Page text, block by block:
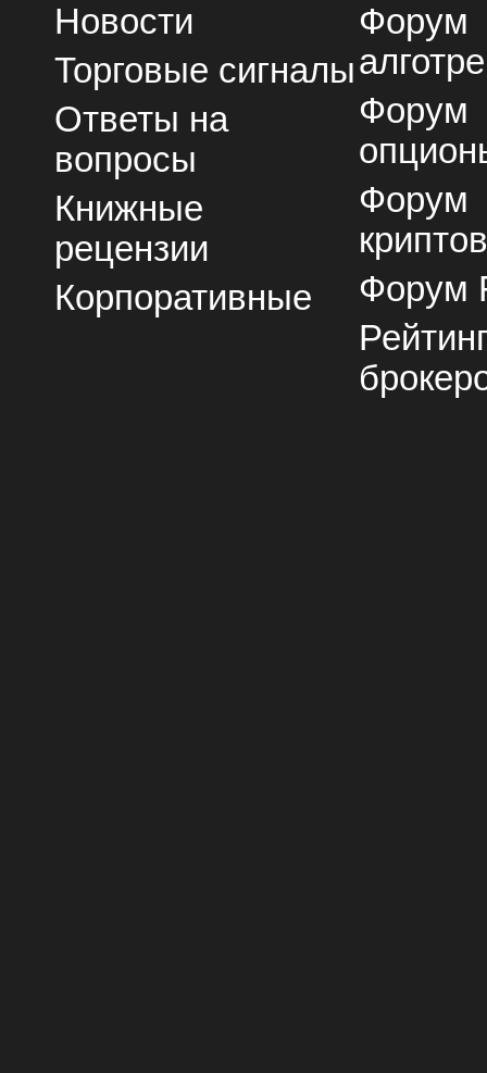
Новости
Торговые сигналы
Ответы на
вопросы
Книжные
рецензии
Корпоративные
Форум
Форум
Форум
Форум